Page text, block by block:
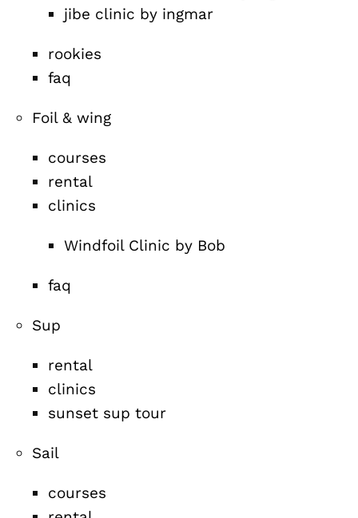
jibe clinic by ingmar
rookies
faq
Foil & wing
courses
rental
clinics
Windfoil Clinic by Bob
faq
Sup
rental
clinics
sunset sup tour
Sail
courses